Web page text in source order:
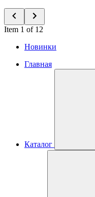
Item 1 of 12
Новинки
Главная
Каталог